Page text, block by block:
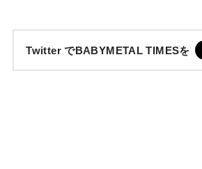
Twitter でBABYMETAL TIMESを